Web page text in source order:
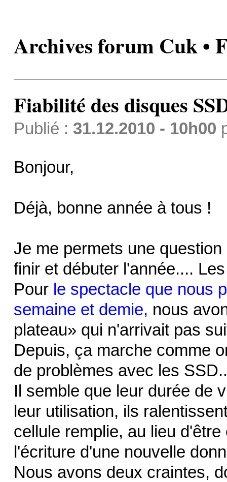
Archives forum Cuk •
Fiabilité des disques
Publié : 31.12.2010 - 10h00
Bonjour,
Déjà, bonne année à tous !
Je me permets une
finir et débuter l'année....
Pour le spectacle que nous
semaine et demie, nous
plateau» qui n'arrivait pas
Depuis, ça marche comme
de problèmes avec les
Il semble que leur durée de
leur utilisation, ils
cellule remplie, au lieu
l'écriture d'une nouvelle
Nous avons deux craintes,